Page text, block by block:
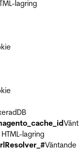
lagring
lagring
Väntande